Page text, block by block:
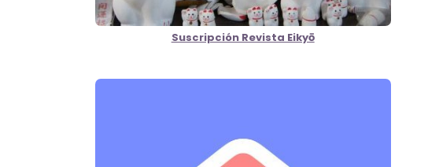
Suscripción Revista Eikyō